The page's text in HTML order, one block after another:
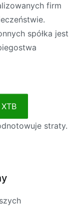
firm
spółka jest
straty.